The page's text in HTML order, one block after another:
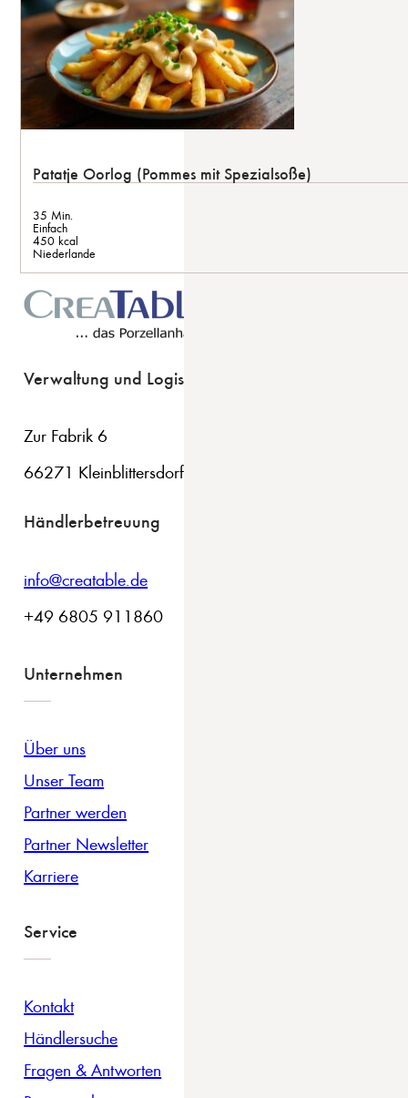
Patatje Oorlog (Pommes mit Spezialsoße)
35 Min.
Einfach
450 kcal
Niederlande
Verwaltung und Logistik
Zur Fabrik 6
66271 Kleinblittersdorf
Händlerbetreuung
info@creatable.de
+49 6805 911860
Unternehmen
Über uns
Unser Team
Partner werden
Partner Newsletter
Karriere
Service
Kontakt
Händlersuche
Fragen & Antworten